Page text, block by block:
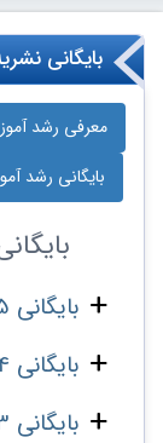
بایگانی
معرفی رشد
بایگانی رشد
بایگانی 1405
بایگانی 1404
بایگانی 1403